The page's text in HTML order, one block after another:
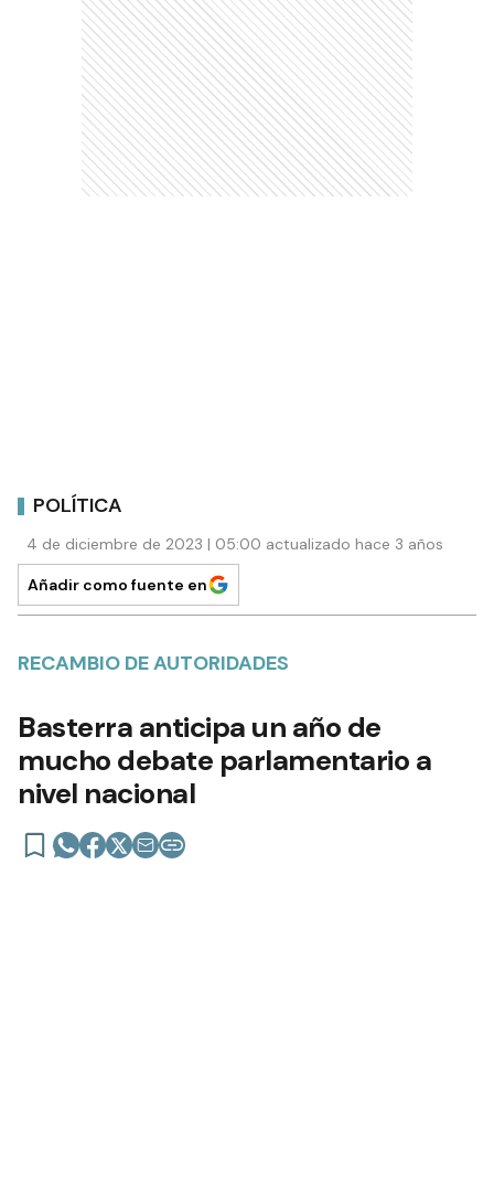
POLÍTICA
4 de diciembre de 2023 | 05:00 actualizado hace 3 años
Añadir como fuente en
RECAMBIO DE AUTORIDADES
Basterra anticipa un año de
mucho debate parlamentario a
nivel nacional